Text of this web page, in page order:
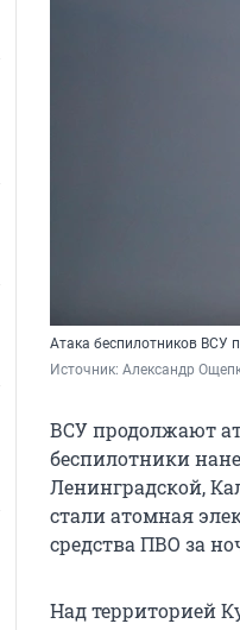
Атака беспилотников ВСУ
Источник: Александр
ВСУ продолжают
беспилотники
Ленинградской,
стали атомная
средства ПВО за
Над территорией